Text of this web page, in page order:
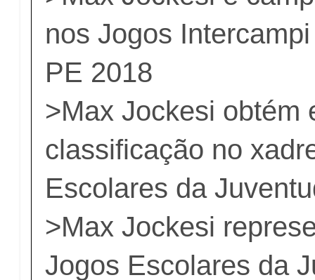
nos Jogos
PE 2018
>Max Jockesi obtém
classificação no
Escolares da
>Max Jockesi
Jogos Escolares da